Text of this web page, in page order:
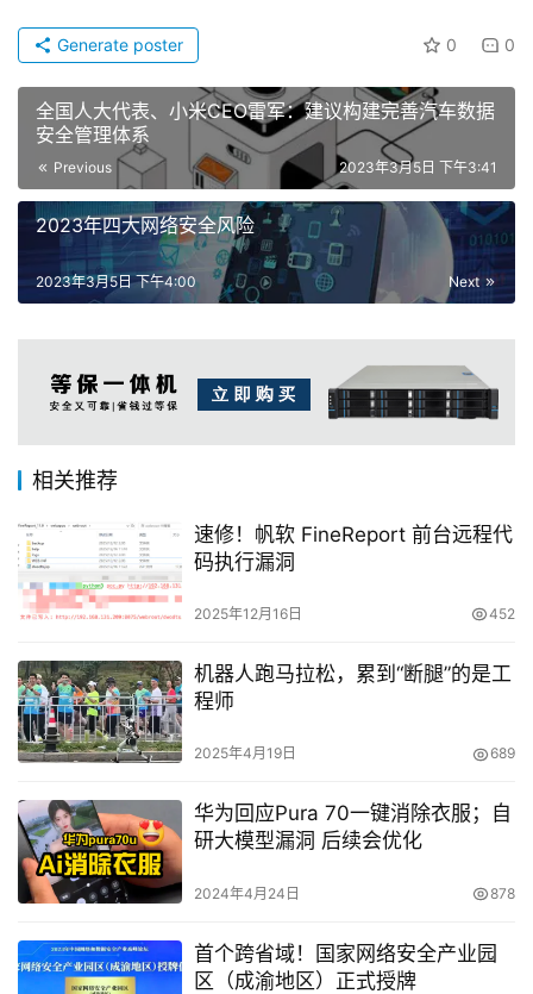
0 0
Generate poster
全国人大代表、小米CEO雷军：建议构建完善汽车数据
安全管理体系
Previous 2023年3月5日 下午3:41
2023年四大网络安全风险
Next
2023年3月5日 下午4:00
相关推荐
速修！帆软 FineReport 前台远程代
码执行漏洞
2025年12月16日 452
机器人跑马拉松，累到“断腿”的是工
程师
2025年4月19日 689
华为回应Pura 70一键消除衣服；自
研大模型漏洞 后续会优化
2024年4月24日 878
首个跨省域！国家网络安全产业园
区（成渝地区）正式授牌